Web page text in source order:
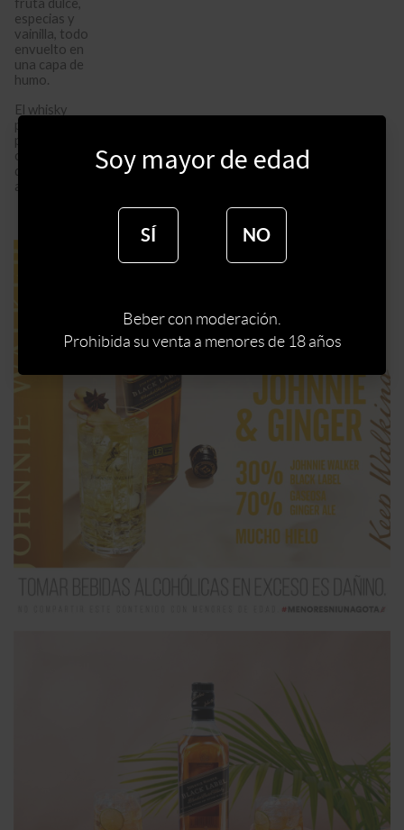
especias y
vainilla, todo
envuelto en
una capa de
humo.
El whisky
perfecto
para
compartir y
disfrutar con
amigos.
Soy mayor de edad
SÍ NO
Beber con moderación.
Prohibida su venta a menores de 18 años